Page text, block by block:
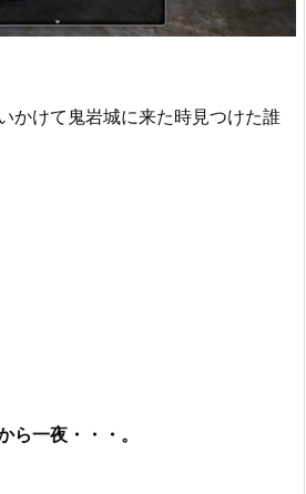
かけて鬼岩城に来た時見つけた誰
一夜・・・。